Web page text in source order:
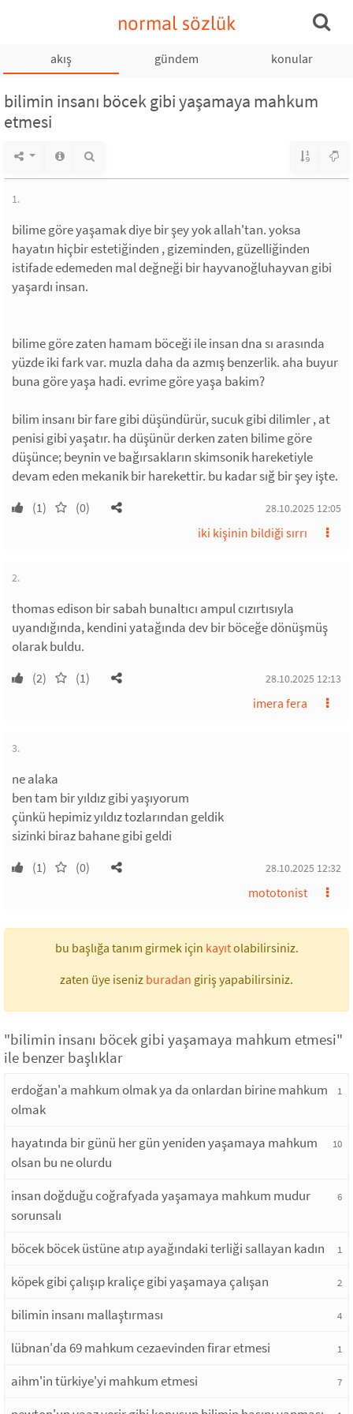
normal sözlük
akış gündem konular
bilimin insanı böcek gibi yaşamaya mahkum
etmesi
1.
bilime göre yaşamak diye bir şey yok allah'tan. yoksa
hayatın hiçbir estetiğinden , gizeminden, güzelliğinden
istifade edemeden mal değneği bir hayvanoğluhayvan gibi
yaşardı insan.
bilime göre zaten hamam böceği ile insan dna sı arasında
yüzde iki fark var. muzla daha da azmış benzerlik. aha buyur
buna göre yaşa hadi. evrime göre yaşa bakim?
bilim insanı bir fare gibi düşündürür, sucuk gibi dilimler , at
penisi gibi yaşatır. ha düşünür derken zaten bilime göre
düşünce; beynin ve bağırsakların skimsonik hareketiyle
devam eden mekanik bir harekettir. bu kadar sığ bir şey işte.
(1) (0) 28.10.2025 12:05
iki kişinin bildiği sırrı
2.
thomas edison bir sabah bunaltıcı ampul cızırtısıyla
uyandığında, kendini yatağında dev bir böceğe dönüşmüş
olarak buldu.
(2) (1) 28.10.2025 12:13
imera fera
3.
ne alaka
ben tam bir yıldız gibi yaşıyorum
çünkü hepimiz yıldız tozlarından geldik
sizinki biraz bahane gibi geldi
(1) (0) 28.10.2025 12:32
mototonist
bu başlığa tanım girmek için kayıtolabilirsiniz.
zaten üye iseniz buradan giriş yapabilirsiniz.
"bilimin insanı böcek gibi yaşamaya mahkum etmesi"
ile benzer başlıklar
erdoğan'a mahkum olmak ya da onlardan birine mahkum
olmak
1
hayatında bir günü her gün yeniden yaşamaya mahkum
olsan bu ne olurdu
10
insan doğduğu coğrafyada yaşamaya mahkum mudur
sorunsalı
6
böcek böcek üstüne atıp ayağındaki terliği sallayan kadın 1
köpek gibi çalışıp kraliçe gibi yaşamaya çalışan 2
bilimin insanı mallaştırması 4
lübnan'da 69 mahkum cezaevinden firar etmesi 1
aihm'in türkiye'yi mahkum etmesi 7